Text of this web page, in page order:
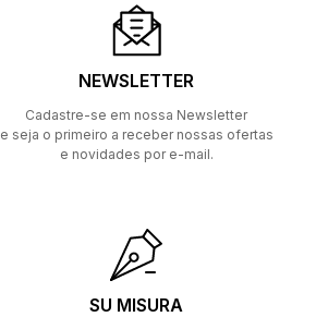
NEWSLETTER
Cadastre-se em nossa Newsletter
e seja o primeiro a receber nossas ofertas
e novidades por e-mail.
SU MISURA